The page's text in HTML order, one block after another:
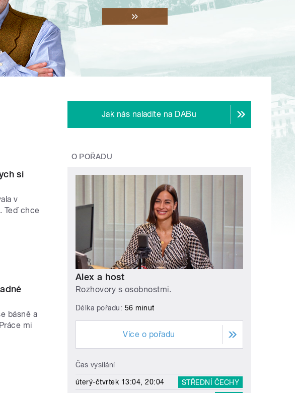
si
v
Teď chce
básně a
mi
Jak nás naladíte na DABu
O POŘADU
Alex a host
Rozhovory s osobnostmi.
Délka pořadu: 56 minut
Více o pořadu
Čas vysílání
úterý-čtvrtek 13:04, 20:04
STŘEDNÍ ČECHY